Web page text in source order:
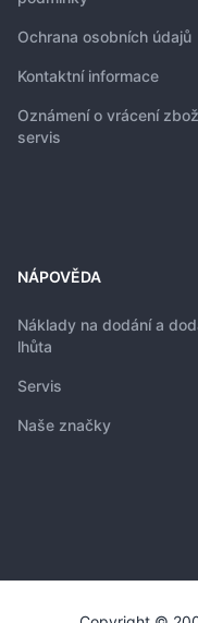
Ochrana osobních údajů
Kontaktní informace
Oznámení o vrácení
servis
NÁPOVĚDA
Náklady na dodání a
lhůta
Servis
Naše značky